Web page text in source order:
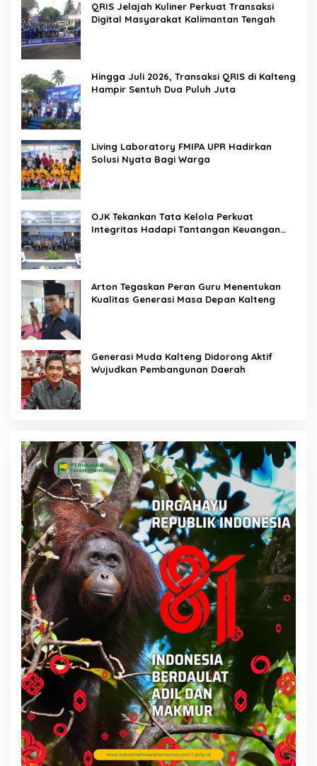
QRIS Jelajah Kuliner Perkuat Transaksi
Digital Masyarakat Kalimantan Tengah
Hingga Juli 2026, Transaksi QRIS di Kalteng
Hampir Sentuh Dua Puluh Juta
Living Laboratory FMIPA UPR Hadirkan
Solusi Nyata Bagi Warga
OJK Tekankan Tata Kelola Perkuat
Integritas Hadapi Tantangan Keuangan
Arton Tegaskan Peran Guru Menentukan
Kualitas Generasi Masa Depan Kalteng
Generasi Muda Kalteng Didorong Aktif
Wujudkan Pembangunan Daerah